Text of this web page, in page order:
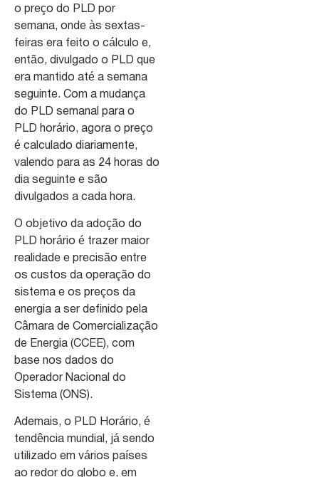
o preço do PLD por
semana, onde às sextas-
feiras era feito o cálculo e,
então, divulgado o PLD que
era mantido até a semana
seguinte. Com a mudança
do PLD semanal para o
PLD horário, agora o preço
é calculado diariamente,
valendo para as 24 horas do
dia seguinte e são
divulgados a cada hora.
O objetivo da adoção do
PLD horário é trazer maior
realidade e precisão entre
os custos da operação do
sistema e os preços da
energia a ser definido pela
Câmara de Comercialização
de Energia (CCEE), com
base nos dados do
Operador Nacional do
Sistema (ONS).
Ademais, o PLD Horário, é
tendência mundial, já sendo
utilizado em vários países
ao redor do globo e, em